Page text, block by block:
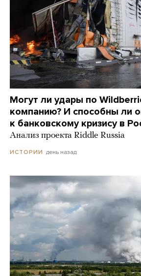
Могут ли удары по
компанию? И способны ли
к банковскому кризису в
Анализ проекта Riddle Russia
ИСТОРИИ день назад